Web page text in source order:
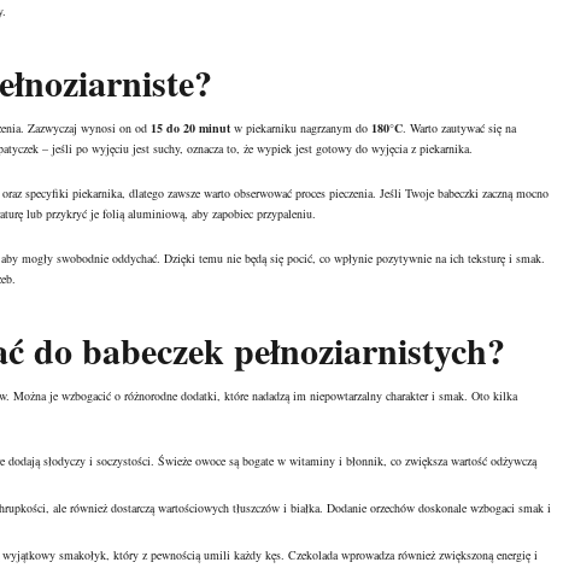
Zazwyczaj wynosi on od 15 do 20 minut w piekarniku nagrzanym do 180°C. Warto zautywać się na
– jeśli po wyjęciu jest suchy, oznacza to, że wypiek jest gotowy do wyjęcia z piekarnika.
specyfiki piekarnika, dlatego zawsze warto obserwować proces pieczenia. Jeśli Twoje babeczki zaczną mocno
lub przykryć je folią aluminiową, aby zapobiec przypaleniu.
mogły swobodnie oddychać. Dzięki temu nie będą się pocić, co wpłynie pozytywnie na ich teksturę i smak.
do babeczek pełnoziarnistych?
Można je wzbogacić o różnorodne dodatki, które nadadzą im niepowtarzalny charakter i smak. Oto kilka
słodyczy i soczystości. Świeże owoce są bogate w witaminy i błonnik, co zwiększa wartość odżywczą
ale również dostarczą wartościowych tłuszczów i białka. Dodanie orzechów doskonale wzbogaci smak i
smakołyk, który z pewnością umili każdy kęs. Czekolada wprowadza również zwiększoną energię i